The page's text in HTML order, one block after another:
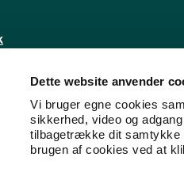
Dette website anvender
Vi bruger egne cookies
sikkerhed, video og
tilbagetrække dit samtykke
brugen af cookies ved at